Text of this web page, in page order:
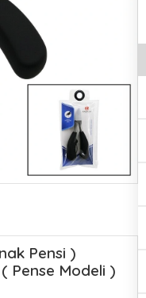
Pensi )
Pense Modeli )